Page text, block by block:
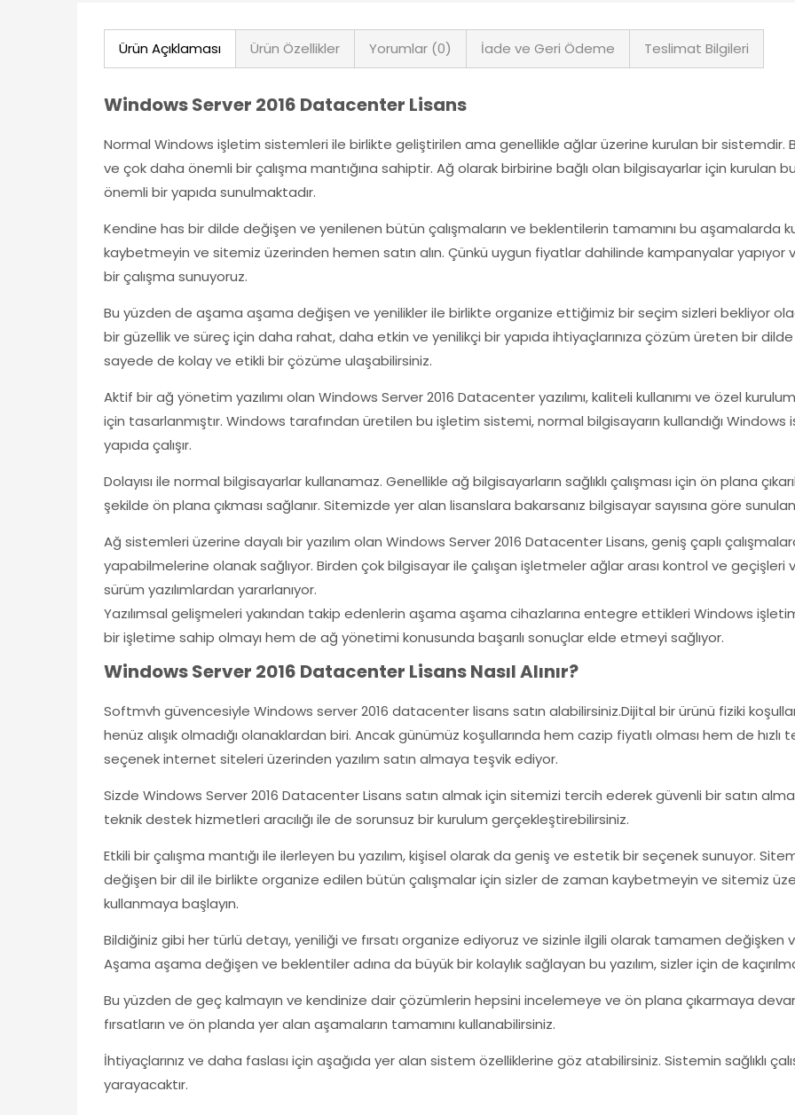
Ürün Açıklaması Ürün Özellikler Yorumlar (0) İade ve Geri Ödeme Teslimat Bilgileri
Windows Server 2016 Datacenter Lisans
Normal Windows işletim sistemleri ile birlikte geliştirilen ama genellikle ağlar üzerine kurulan bir sistemdir.
ve çok daha önemli bir çalışma mantığına sahiptir. Ağ olarak birbirine bağlı olan bilgisayarlar için kurulan
önemli bir yapıda sunulmaktadır.
Kendine has bir dilde değişen ve yenilenen bütün çalışmaların ve beklentilerin tamamını bu
kaybetmeyin ve sitemiz üzerinden hemen satın alın. Çünkü uygun fiyatlar dahilinde kampanyalar
bir çalışma sunuyoruz.
Bu yüzden de aşama aşama değişen ve yenilikler ile birlikte organize ettiğimiz bir seçim sizleri bekliyor
bir güzellik ve süreç için daha rahat, daha etkin ve yenilikçi bir yapıda ihtiyaçlarınıza çözüm üreten bir
sayede de kolay ve etikli bir çözüme ulaşabilirsiniz.
Aktif bir ağ yönetim yazılımı olan Windows Server 2016 Datacenter yazılımı, kaliteli kullanımı ve özel
için tasarlanmıştır. Windows tarafından üretilen bu işletim sistemi, normal bilgisayarın kullandığı
yapıda çalışır.
Dolayısı ile normal bilgisayarlar kullanamaz. Genellikle ağ bilgisayarların sağlıklı çalışması için ön plana
şekilde ön plana çıkması sağlanır. Sitemizde yer alan lisanslara bakarsanız bilgisayar sayısına göre
Ağ sistemleri üzerine dayalı bir yazılım olan Windows Server 2016 Datacenter Lisans, geniş çaplı
yapabilmelerine olanak sağlıyor. Birden çok bilgisayar ile çalışan işletmeler ağlar arası kontrol ve
sürüm yazılımlardan yararlanıyor.
Yazılımsal gelişmeleri yakından takip edenlerin aşama aşama cihazlarına entegre ettikleri Windows
bir işletime sahip olmayı hem de ağ yönetimi konusunda başarılı sonuçlar elde etmeyi sağlıyor.
Windows Server 2016 Datacenter Lisans Nasıl Alınır?
Softmvh güvencesiyle Windows server 2016 datacenter lisans satın alabilirsiniz.Dijital bir ürünü fiziki
henüz alışık olmadığı olanaklardan biri. Ancak günümüz koşullarında hem cazip fiyatlı olması hem de
seçenek internet siteleri üzerinden yazılım satın almaya teşvik ediyor.
Sizde Windows Server 2016 Datacenter Lisans satın almak için sitemizi tercih ederek güvenli bir satın alma
teknik destek hizmetleri aracılığı ile de sorunsuz bir kurulum gerçekleştirebilirsiniz.
Etkili bir çalışma mantığı ile ilerleyen bu yazılım, kişisel olarak da geniş ve estetik bir seçenek sunuyor.
değişen bir dil ile birlikte organize edilen bütün çalışmalar için sizler de zaman kaybetmeyin ve sitemiz
kullanmaya başlayın.
Bildiğiniz gibi her türlü detayı, yeniliği ve fırsatı organize ediyoruz ve sizinle ilgili olarak tamamen değişken
Aşama aşama değişen ve beklentiler adına da büyük bir kolaylık sağlayan bu yazılım, sizler için de
Bu yüzden de geç kalmayın ve kendinize dair çözümlerin hepsini incelemeye ve ön plana çıkarmaya
fırsatların ve ön planda yer alan aşamaların tamamını kullanabilirsiniz.
İhtiyaçlarınız ve daha faslası için aşağıda yer alan sistem özelliklerine göz atabilirsiniz. Sistemin sağlıklı
yarayacaktır.